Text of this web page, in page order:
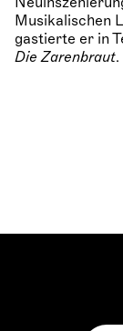
Musikalischen
gastierte er in
Die Zarenbraut.